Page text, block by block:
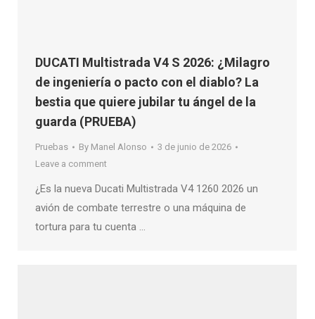
DUCATI Multistrada V4 S 2026: ¿Milagro
de ingeniería o pacto con el diablo? La
bestia que quiere jubilar tu ángel de la
guarda (PRUEBA)
Pruebas By Manel Alonso
3 de junio de 2026
Leave a comment
¿Es la nueva Ducati Multistrada V4 1260 2026 un
avión de combate terrestre o una máquina de
tortura para tu cuenta …